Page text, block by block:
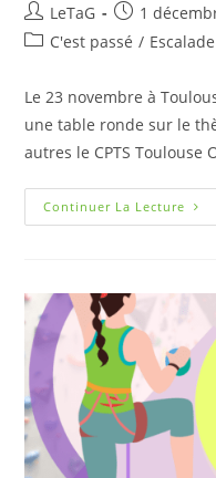
LeTaG
1
C'est passé / Escalade
Le 23 novembre à
une table ronde sur le
autres le CPTS Toulouse
Continuer La Lecture